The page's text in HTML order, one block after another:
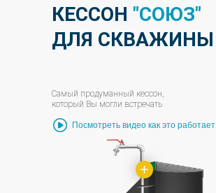
КЕССОН "СОЮЗ"
ДЛЯ СКВАЖИНЫ
Самый продуманный кессон,
который Вы могли встречать
Посмотреть видео как это работает